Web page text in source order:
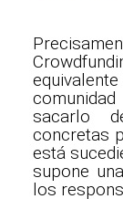
sacarlo
concretas
está
supone
los